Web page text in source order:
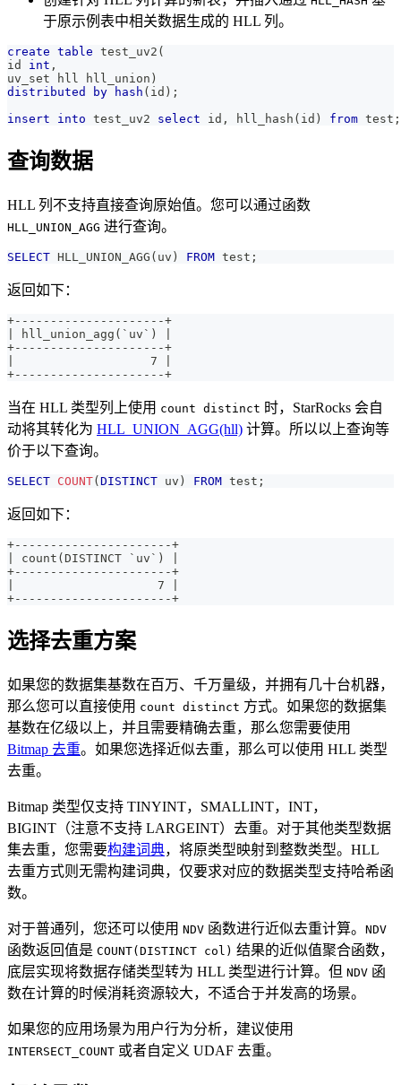
于原示例表中相关数据生成的 HLL 列。
create table test_uv2 (
id int ,
uv_set hll hll_union )
distributed
by hash ( id ) ;
insert
into test_uv2 select id , hll_hash ( id ) from test ;
查询数据
HLL 列不支持直接查询原始值。您可以通过函数
HLL_UNION_AGG 进行查询。
SELECT HLL_UNION_AGG ( uv ) FROM test ;
返回如下：
+---------------------+
| hll_union_agg(`uv`) |
+---------------------+
|                   7 |
+---------------------+
当在 HLL 类型列上使用 count distinct 时，StarRocks 会自
动将其转化为 HLL_UNION_AGG(hll) 计算。所以以上查询等
价于以下查询。
SELECT COUNT( DISTINCT uv ) FROM test ;
返回如下：
+----------------------+
| count(DISTINCT `uv`) |
+----------------------+
|                    7 |
+----------------------+
选择去重方案
如果您的数据集基数在百万、千万量级，并拥有几十台机器，
那么您可以直接使用 count distinct 方式。如果您的数据集
基数在亿级以上，并且需要精确去重，那么您需要使用
Bitmap 去重。如果您选择近似去重，那么可以使用 HLL 类型
去重。
Bitmap 类型仅支持 TINYINT，SMALLINT，INT，
BIGINT（注意不支持 LARGEINT）去重。对于其他类型数据
集去重，您需要构建词典，将原类型映射到整数类型。HLL
去重方式则无需构建词典，仅要求对应的数据类型支持哈希函
数。
对于普通列，您还可以使用 NDV 函数进行近似去重计算。 NDV
函数返回值是 COUNT(DISTINCT col) 结果的近似值聚合函数，
底层实现将数据存储类型转为 HLL 类型进行计算。但 NDV 函
数在计算的时候消耗资源较大，不适合于并发高的场景。
如果您的应用场景为用户行为分析，建议使用
INTERSECT_COUNT 或者自定义 UDAF 去重。